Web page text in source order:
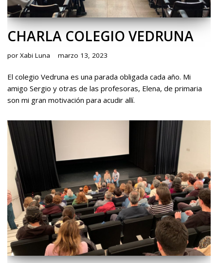
CHARLA COLEGIO VEDRUNA
por Xabi Luna marzo 13, 2023
El colegio Vedruna es una parada obligada cada año. Mi
amigo Sergio y otras de las profesoras, Elena, de primaria
son mi gran motivación para acudir allí.